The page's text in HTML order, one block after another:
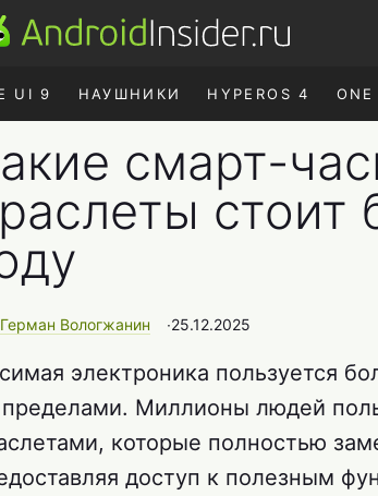
UI 9 НАУШНИКИ HYPEROS 4
смарт-
стоит
Герман Вологжанин ∙25.12.2025
электроника пользуется
Миллионы людей
которые полностью
доступ к полезным